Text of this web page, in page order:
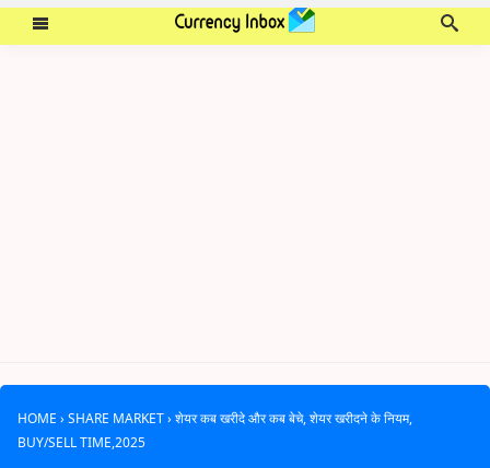
HOME › SHARE MARKET› शेयर कब खरीदे और कब बेचे, शेयर खरीदने के नियम,
BUY/SELL TIME,2025